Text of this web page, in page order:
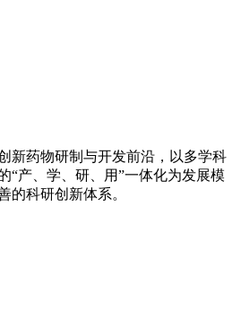
新药物研制与开发前沿，以多学科
“产、学、研、用”一体化为发展模
的科研创新体系。